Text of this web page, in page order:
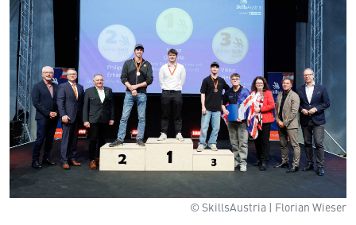
© SkillsAustria | Florian Wieser